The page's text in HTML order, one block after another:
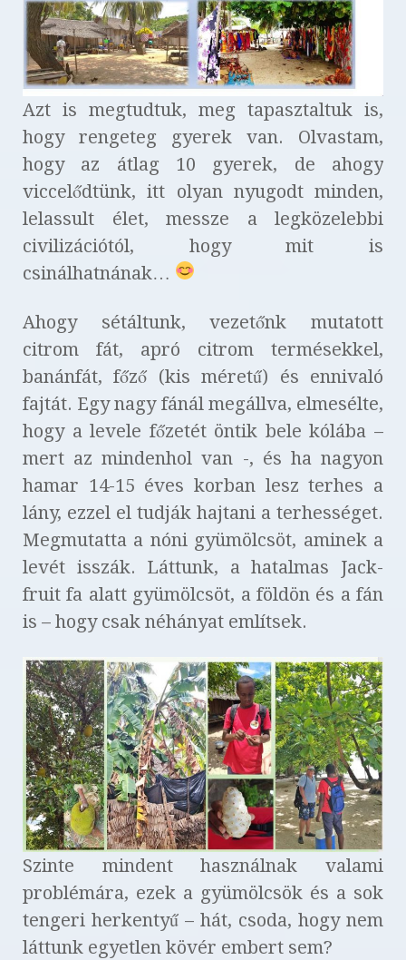
Azt is megtudtuk, meg tapasztaltuk is,
hogy rengeteg gyerek van. Olvastam,
hogy az átlag 10 gyerek, de ahogy
viccelődtünk, itt olyan nyugodt minden,
lelassult élet, messze a legközelebbi
civilizációtól, hogy mit is
csinálhatnának…
Ahogy sétáltunk, vezetőnk mutatott
citrom fát, apró citrom termésekkel,
banánfát, főző (kis méretű) és ennivaló
fajtát. Egy nagy fánál megállva, elmesélte,
hogy a levele főzetét öntik bele kólába –
mert az mindenhol van -, és ha nagyon
hamar 14-15 éves korban lesz terhes a
lány, ezzel el tudják hajtani a terhességet.
Megmutatta a nóni gyümölcsöt, aminek a
levét isszák. Láttunk, a hatalmas Jack-
fruit fa alatt gyümölcsöt, a földön és a fán
is – hogy csak néhányat említsek.
Szinte mindent használnak valami
problémára, ezek a gyümölcsök és a sok
tengeri herkentyű – hát, csoda, hogy nem
láttunk egyetlen kövér embert sem?